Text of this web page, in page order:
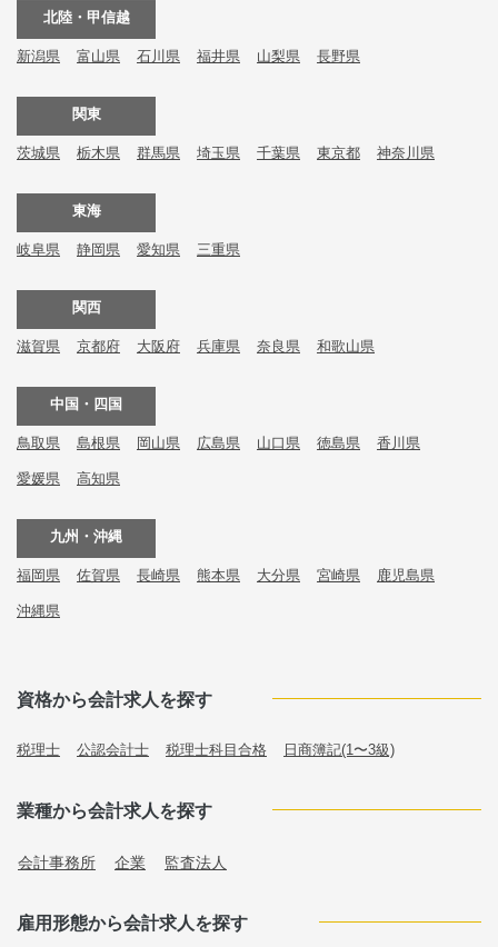
北陸・甲信越
新潟県 富山県 石川県 福井県 山梨県 長野県
関東
茨城県 栃木県 群馬県 埼玉県 千葉県 東京都 神奈川県
東海
岐阜県 静岡県 愛知県 三重県
関西
滋賀県 京都府 大阪府 兵庫県 奈良県 和歌山県
中国・四国
鳥取県 島根県 岡山県 広島県 山口県 徳島県 香川県
愛媛県 高知県
九州・沖縄
福岡県 佐賀県 長崎県 熊本県 大分県 宮崎県 鹿児島県
沖縄県
資格から会計求人を探す
税理士 公認会計士 税理士科目合格 日商簿記(1〜3級)
業種から会計求人を探す
会計事務所 企業 監査法人
雇用形態から会計求人を探す